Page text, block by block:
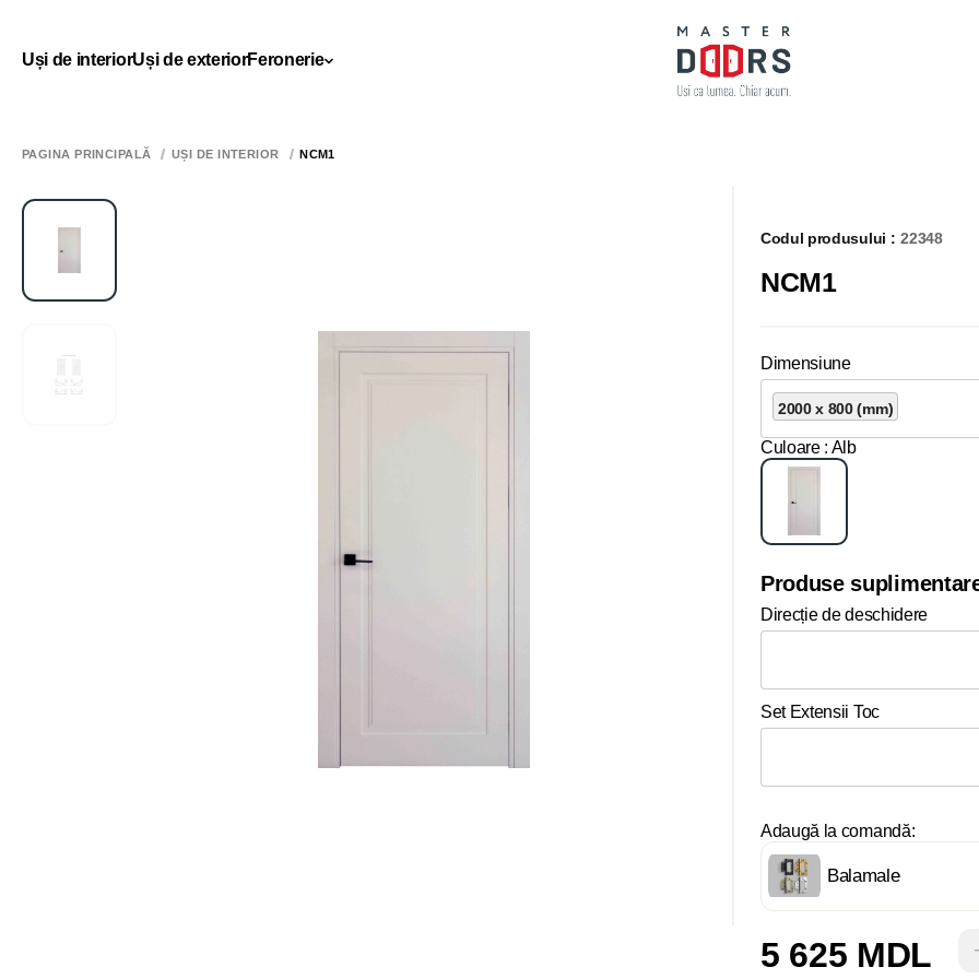
Uși de interiorUși de exteriorFeronerie
PAGINA PRINCIPALĂ UȘI DE INTERIOR NCM1
Codul produsului : 22348
NCM1
Dimensiune
2000 x 800 (mm)
Culoare : Alb
Produse
Direcție de deschidere
Set Extensii Toc
Adaugă la comandă:
Balamale
5 625 MDL